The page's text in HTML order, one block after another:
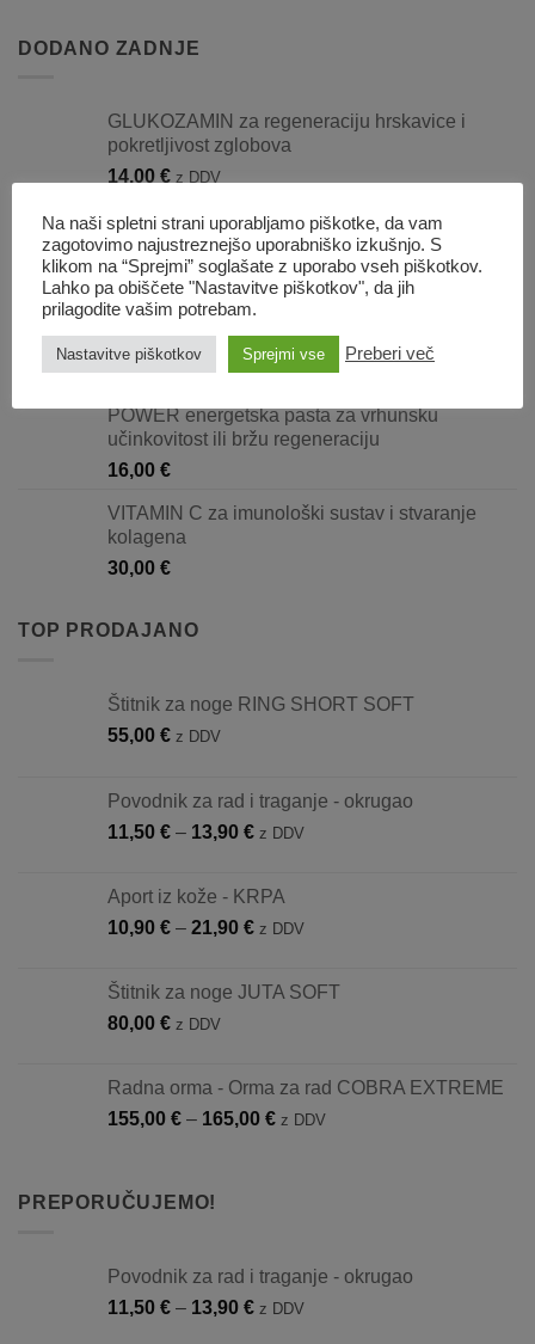
DODANO ZADNJE
GLUKOZAMIN za regeneraciju hrskavice i
pokretljivost zglobova
14,00 € z DDV
DIGESTIVE dodatak prehrani za pomoć pri
stabilizaciji crijevne flore
23,00€
BALANCE dodatak prehrani za smanjenje
tjeskobe
25,00€
POWER energetska pasta za vrhunsku
učinkovitost ili bržu regeneraciju
16,00 €
VITAMIN C za imunološki sustav i stvaranje
kolagena
30,00 €
TOP PRODAJANO
Štitnik za noge RING SHORT SOFT
55,00 € z DDV
Povodnik za rad i traganje - okrugao
11,50 € – 13,90 €Raspon
11,50 €
do
z DDV
Aport iz kože - KRPA
10,90 € – 21,90 €Raspon
10,90 €
z DDV
Štitnik za noge JUTA SOFT
80,00 € z DDV
Radna orma - Orma za rad COBRA EXTREME
155,00 € – 165,00 €Raspon
z DDV
PREPORUČUJEMO!
Povodnik za rad i traganje - okrugao
11,50 € – 13,90 €Raspon
z DDV
Na naši spletni strani uporabljamo piškotke, da vam
zagotovimo najustreznejšo uporabniško izkušnjo. S
klikom na “Sprejmi” soglašate z uporabo vseh piškotkov.
Lahko pa obiščete "Nastavitve piškotkov", da jih
prilagodite vašim potrebam.
Nastavitve piškotkov Sprejmi vse Preberi več